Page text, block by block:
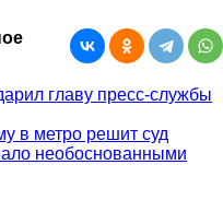
главу пресс-службы
в метро решит суд
необоснованными